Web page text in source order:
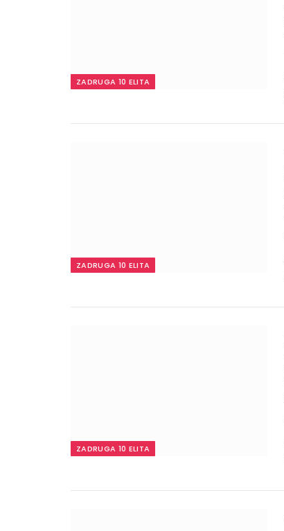
ZADRUGA 10 ELITA
ZADRUGA 10 ELITA
ZADRUGA 10 ELITA